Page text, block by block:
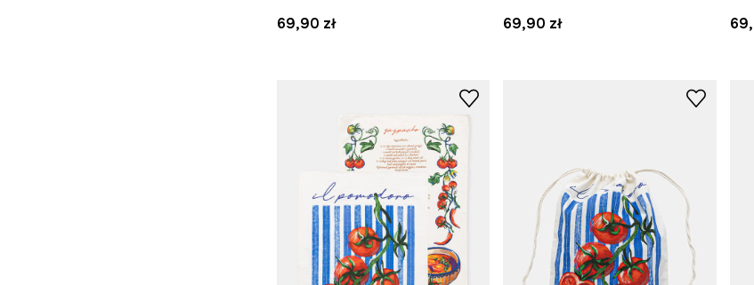
69,90 zł
69,90 zł